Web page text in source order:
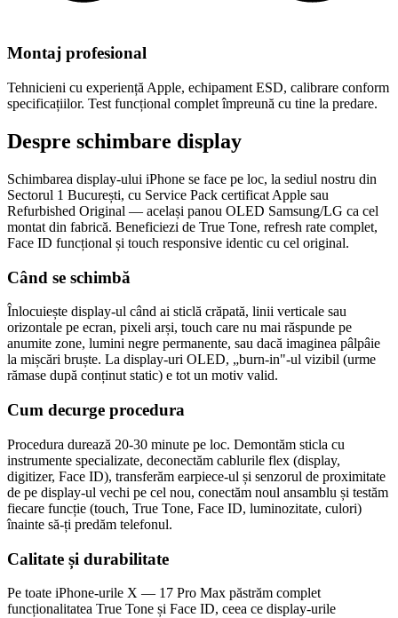
Montaj profesional
Tehnicieni cu experiență Apple, echipament ESD, calibrare conform
specificațiilor. Test funcțional complet împreună cu tine la predare.
Despre schimbare display
Schimbarea display-ului iPhone se face pe loc, la sediul nostru din
Sectorul 1 București, cu Service Pack certificat Apple sau
Refurbished Original — același panou OLED Samsung/LG ca cel
montat din fabrică. Beneficiezi de True Tone, refresh rate complet,
Face ID funcțional și touch responsive identic cu cel original.
Când se schimbă
Înlocuiește display-ul când ai sticlă crăpată, linii verticale sau
orizontale pe ecran, pixeli arși, touch care nu mai răspunde pe
anumite zone, lumini negre permanente, sau dacă imaginea pâlpâie
la mișcări bruște. La display-uri OLED, „burn-in"-ul vizibil (urme
rămase după conținut static) e tot un motiv valid.
Cum decurge procedura
Procedura durează 20-30 minute pe loc. Demontăm sticla cu
instrumente specializate, deconectăm cablurile flex (display,
digitizer, Face ID), transferăm earpiece-ul și senzorul de proximitate
de pe display-ul vechi pe cel nou, conectăm noul ansamblu și testăm
fiecare funcție (touch, True Tone, Face ID, luminozitate, culori)
înainte să-ți predăm telefonul.
Calitate și durabilitate
Pe toate iPhone-urile X — 17 Pro Max păstrăm complet
funcționalitatea True Tone și Face ID, ceea ce display-urile